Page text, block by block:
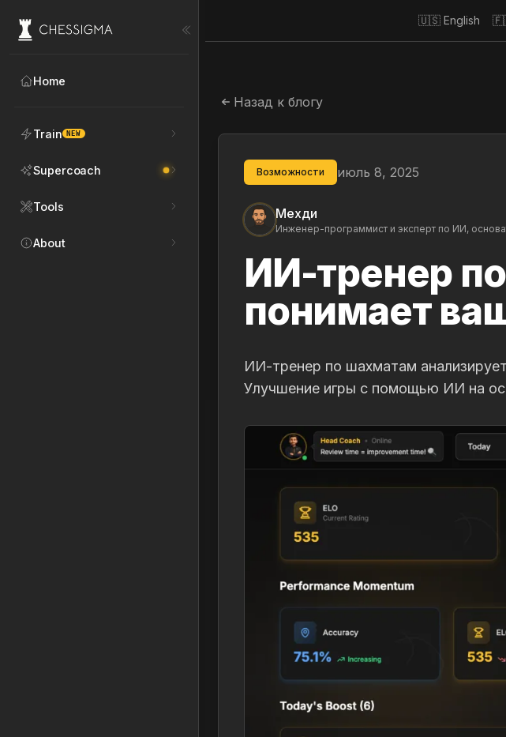
Home
Train NEW
Supercoach
Tools
About
🇺🇸 English
Назад к блогу
Возможности июль 8, 2025
Мехди
Инженер-программист и эксперт по ИИ,
ИИ-тренер
понимает
ИИ-тренер по шахматам
Улучшение игры с помощью ИИ на